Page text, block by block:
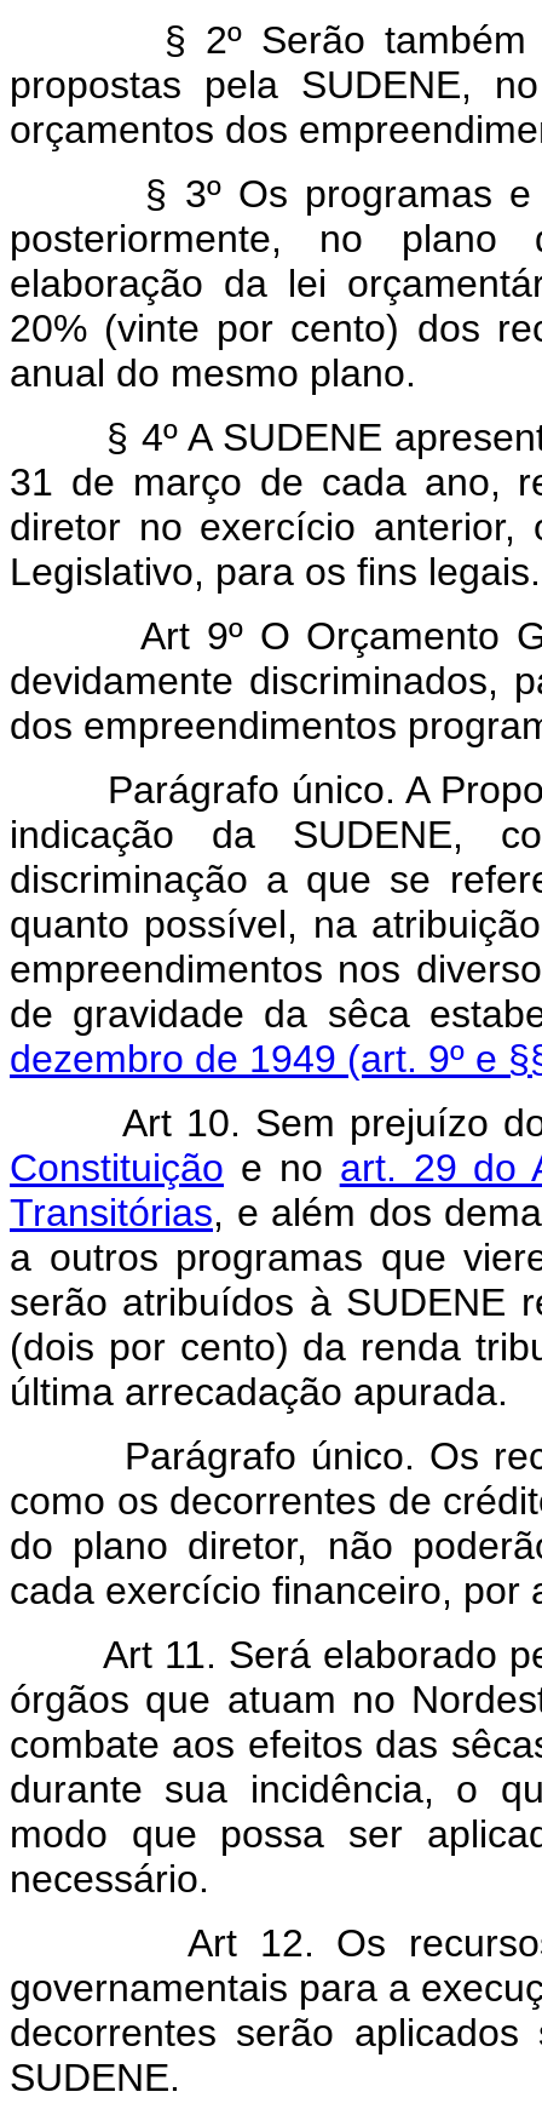
§ 2º Serão também
propostas pela SUDENE,
orçamentos dos
§ 3º Os programas e
posteriormente, no
elaboração da lei
20% (vinte por cento) dos
anual do mesmo plano.
§ 4º A SUDENE
31 de março de cada ano,
diretor no exercício
Legislativo, para os fins legais.
Art 9º O Orçamento
devidamente discriminados,
dos empreendimentos
Parágrafo único. A
indicação da SUDENE,
discriminação a que se
quanto possível, na
empreendimentos nos
de gravidade da sêca
dezembro de 1949 (art. 9º e
Art 10. Sem prejuízo
Constituição e no art. 29 do
Transitórias, e além dos
a outros programas que
serão atribuídos à SUDENE
(dois por cento) da renda
última arrecadação apurada.
Parágrafo único. Os
como os decorrentes de
do plano diretor, não
cada exercício financeiro, por
Art 11. Será elaborado
órgãos que atuam no
combate aos efeitos das
durante sua incidência, o
modo que possa ser
necessário.
Art 12. Os
governamentais para a
decorrentes serão
SUDENE.